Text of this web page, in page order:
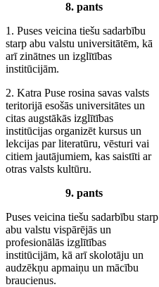
8. pants
1. Puses veicina tiešu sadarbību
starp abu valstu universitātēm, kā
arī zinātnes un izglītības
institūcijām.
2. Katra Puse rosina savas valsts
teritorijā esošās universitātes un
citas augstākās izglītības
institūcijas organizēt kursus un
lekcijas par literatūru, vēsturi vai
citiem jautājumiem, kas saistīti ar
otras valsts kultūru.
9. pants
Puses veicina tiešu sadarbību starp
abu valstu vispārējās un
profesionālās izglītības
institūcijām, kā arī skolotāju un
audzēkņu apmaiņu un mācību
braucienus.